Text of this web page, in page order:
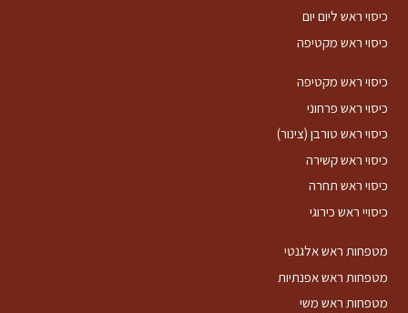
כיסוי ראש ליום יום
כיסוי ראש מקטיפה
כיסוי ראש מקטיפה
כיסוי ראש פרחוני
כיסוי ראש טורבן (צינור)
כיסוי ראש קשירה
כיסוי ראש תחרה
כיסויי ראש כירוגי
מטפחות ראש אלגנטי
מטפחות ראש אפנתיות
מטפחות ראש משי